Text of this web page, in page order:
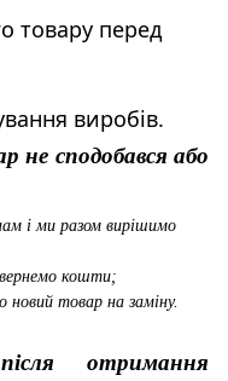
товару перед
виробів.
не сподобався або
і ми разом вирішимо
кошти;
новий товар на заміну.
отримання